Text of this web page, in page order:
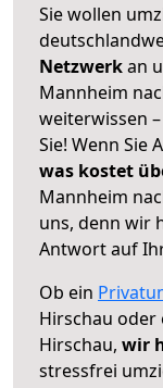
Sie wollen
Netzwerkan
Mannheim
weiterwissen
Sie! Wenn Sie
was kostet
Mannheim
uns, denn wir
Antwort auf
Ob ein
Hirschau oder
Hirschau, wir
stressfrei